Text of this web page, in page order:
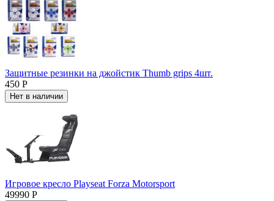
Защитные резинки на джойстик Thumb grips 4шт.
450 Р
Нет в наличии
Игровое кресло Playseat Forza Motorsport
49990 Р